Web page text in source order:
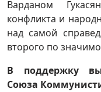
Варданом
конфликта и
над самой
второго по
В поддержку
Союза